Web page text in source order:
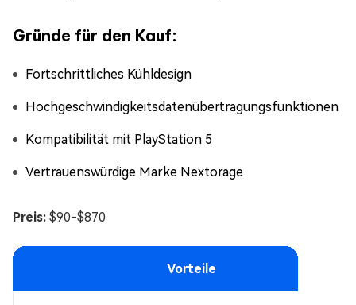
Gründe für den Kauf:
Fortschrittliches Kühldesign
Hochgeschwindigkeitsdatenübertragungsfunktionen
Kompatibilität mit PlayStation 5
Vertrauenswürdige Marke Nextorage
Preis: $90-$870
Vorteile